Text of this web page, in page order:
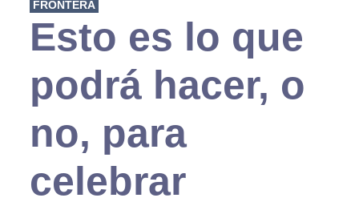
FRONTERA
Esto es lo que
podrá hacer, o
no, para
celebrar